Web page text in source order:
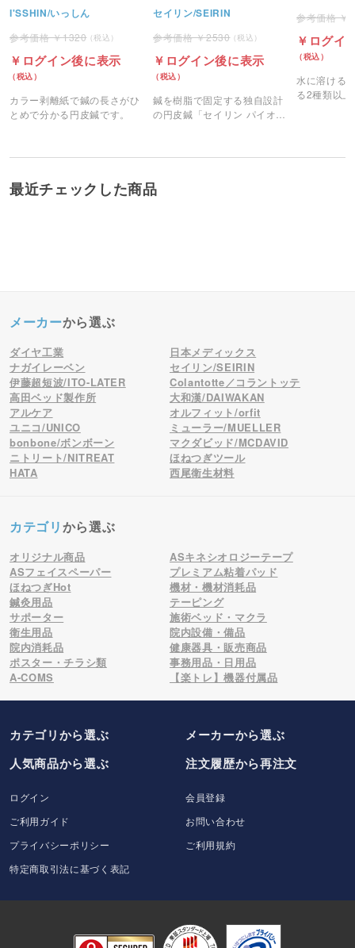
I'SSHIN/いっしん
1320
ログイン後に表示
カラー剥離紙で鍼の長さがひ
とめで分かる円皮鍼です。
円皮鍼 100本入り
セイリン/SEIRIN
2530
ログイン後に表示
鍼を樹脂で固定する独自設計
の円皮鍼「セイリン パイオネ
ログイ
水に溶ける
る2種類以
最近チェックした商品
メーカーから選ぶ
ダイヤ工業
日本メディックス
ナガイレーベン
セイリン/SEIRIN
伊藤超短波/ITO-LATER
Colantotte／コラントッテ
高田ベッド製作所
大和漢/DAIWAKAN
アルケア
オルフィット/orfit
ユニコ/UNICO
ミューラー/MUELLER
bonbone/ボンボーン
マクダビッド/MCDAVID
ニトリート/NITREAT
ほねつぎツール
HATA
西尾衛生材料
カテゴリから選ぶ
オリジナル商品
ASキネシオロジーテープ
ASフェイスペーパー
プレミアム粘着パッド
ほねつぎHot
機材・機材消耗品
鍼灸用品
テーピング
サポーター
施術ベッド・マクラ
衛生用品
院内設備・備品
院内消耗品
健康器具・販売商品
ポスター・チラシ類
事務用品・日用品
A-COMS
【楽トレ】機器付属品
カテゴリから選ぶ メーカーから選ぶ
人気商品から選ぶ
注文履歴から再注文
ログイン
会員登録
ご利用ガイド
お問い合わせ
プライバシーポリシー
ご利用規約
特定商取引法に基づく表記